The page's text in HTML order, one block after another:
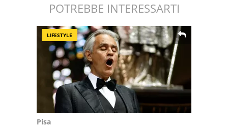
POTREBBE INTERESSARTI
LIFESTYLE
Pisa